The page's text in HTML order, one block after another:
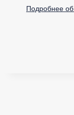
Подробнее